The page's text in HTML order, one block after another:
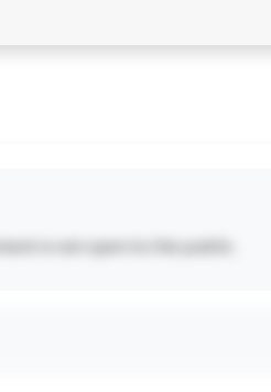
is not open to the public.